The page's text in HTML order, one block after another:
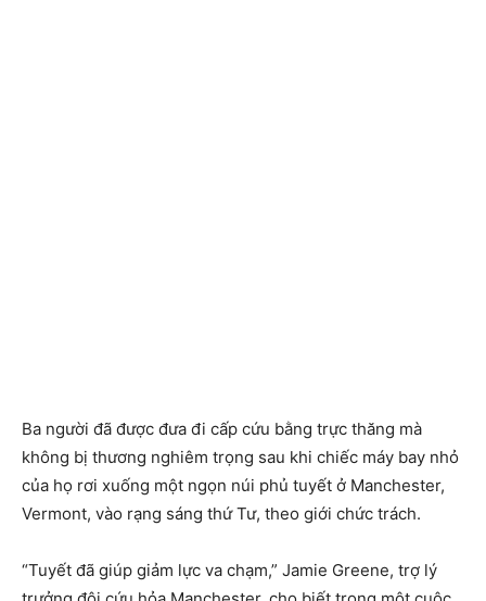
Ba người đã được đưa đi cấp cứu bằng trực thăng mà
không bị thương nghiêm trọng sau khi chiếc máy bay nhỏ
của họ rơi xuống một ngọn núi phủ tuyết ở Manchester,
Vermont, vào rạng sáng thứ Tư, theo giới chức trách.
“Tuyết đã giúp giảm lực va chạm,” Jamie Greene, trợ lý